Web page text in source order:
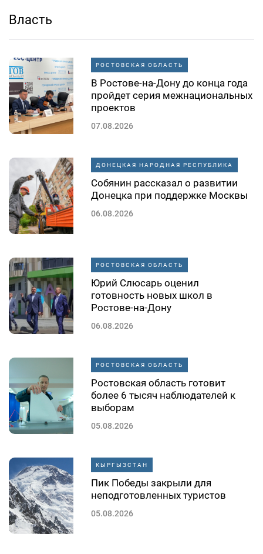
Власть
РОСТОВСКАЯ ОБЛАСТЬ
В Ростове-на-Дону до конца года
пройдет серия межнациональных
проектов
07.08.2026
ДОНЕЦКАЯ НАРОДНАЯ РЕСПУБЛИКА
Собянин рассказал о развитии
Донецка при поддержке Москвы
06.08.2026
РОСТОВСКАЯ ОБЛАСТЬ
Юрий Слюсарь оценил
готовность новых школ в
Ростове-на-Дону
06.08.2026
РОСТОВСКАЯ ОБЛАСТЬ
Ростовская область готовит
более 6 тысяч наблюдателей к
выборам
05.08.2026
КЫРГЫЗСТАН
Пик Победы закрыли для
неподготовленных туристов
05.08.2026